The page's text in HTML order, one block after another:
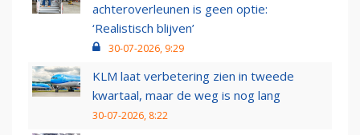
achteroverleunen is geen optie:
‘Realistisch blijven’
30-07-2026, 9:29
KLM laat verbetering zien in tweede
kwartaal, maar de weg is nog lang
30-07-2026, 8:22